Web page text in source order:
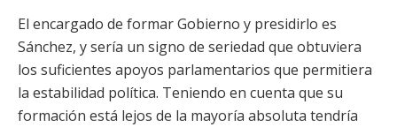
El encargado de formar Gobierno y presidirlo es
Sánchez, y sería un signo de seriedad que obtuviera
los suficientes apoyos parlamentarios que permitiera
la estabilidad política. Teniendo en cuenta que su
formación está lejos de la mayoría absoluta tendría